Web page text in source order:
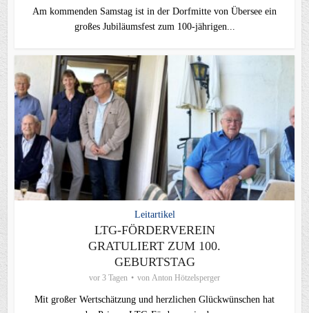
Am kommenden Samstag ist in der Dorfmitte von Übersee ein
großes Jubiläumsfest zum 100-jährigen...
Leitartikel
LTG-FÖRDERVEREIN
GRATULIERT ZUM 100.
GEBURTSTAG
vor 3 Tagen von Anton Hötzelsperger
Mit großer Wertschätzung und herzlichen Glückwünschen hat